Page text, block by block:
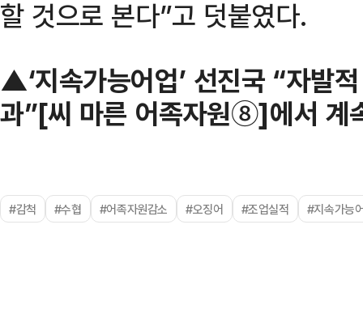
할 것으로 본다”고 덧붙였다.
▲‘지속가능어업’ 선진국 “자발
과”[씨 마른 어족자원⑧]에서 계
#감척 #수협 #어족자원감소 #오징어 #조업실적 #지속가능